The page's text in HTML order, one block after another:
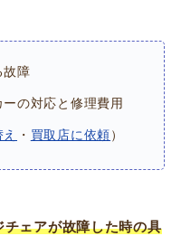
故障
の対応と修理費用
・ 買取店に依頼 ）
チェアが故障した時の具